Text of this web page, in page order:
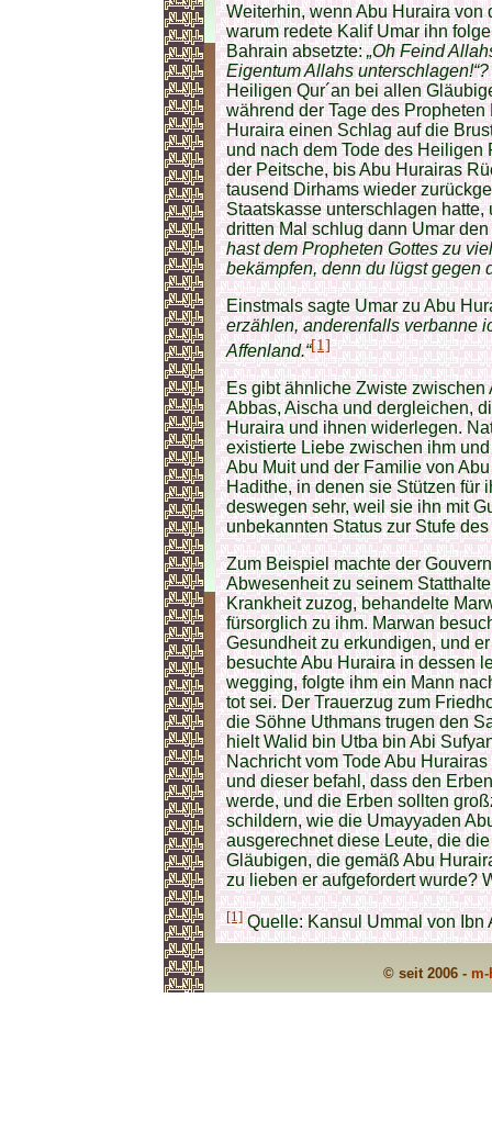
Weiterhin, wenn Abu Huraira
warum redete Kalif Umar ihn
Bahrain absetzte:„Oh Feind
Eigentum Allahs unterschlagen!“?
Heiligen Qur´an bei allen
während der Tage des
Huraira einen Schlag auf die
und nach dem Tode des Heiligen
der Peitsche, bis Abu Hurairas
tausend Dirhams wieder
Staatskasse unterschlagen
dritten Mal schlug dann Umar
hast dem Propheten Gottes zu
bekämpfen, denn du lügst gegen
Einstmals sagte Umar zu Abu
erzählen, anderenfalls verbanne
Affenland.“[1]
Es gibt ähnliche Zwiste
Abbas, Aischa und dergleichen,
Huraira und ihnen widerlegen.
existierte Liebe zwischen ihm
Abu Muit und der Familie von
Hadithe, in denen sie Stützen für
deswegen sehr, weil sie ihn mit
unbekannten Status zur Stufe
Zum Beispiel machte der
Abwesenheit zu seinem
Krankheit zuzog, behandelte
fürsorglich zu ihm. Marwan
Gesundheit zu erkundigen, und
besuchte Abu Huraira in dessen
wegging, folgte ihm ein Mann
tot sei. Der Trauerzug zum
die Söhne Uthmans trugen den
hielt Walid bin Utba bin Abi
Nachricht vom Tode Abu
und dieser befahl, dass den
werde, und die Erben sollten
schildern, wie die Umayyaden
ausgerechnet diese Leute, die
Gläubigen, die gemäß Abu
zu lieben er aufgefordert wurde?
[1]Quelle: Kansul Ummal von Ibn
© seit 2006 -